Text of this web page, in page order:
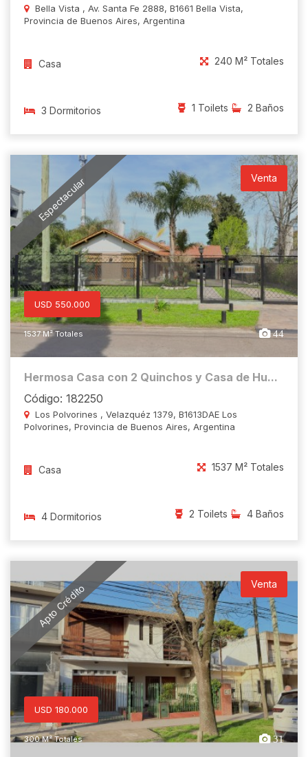
Bella Vista , Av. Santa Fe 2888, B1661 Bella Vista,
Provincia de Buenos Aires, Argentina
Casa 240 M² Totales
3 Dormitorios 2 Baños
1 Toilets
Espectacular Venta
USD 550.000
1537 M² Totales 44
Hermosa Casa con 2 Quinchos y Casa de Hu...
Código: 182250
Los Polvorines , Velazquéz 1379, B1613DAE Los
Polvorines, Provincia de Buenos Aires, Argentina
Casa 1537 M² Totales
4 Dormitorios 4 Baños
2 Toilets
Apto Crédito Venta
USD 180.000
300 M² Totales 31